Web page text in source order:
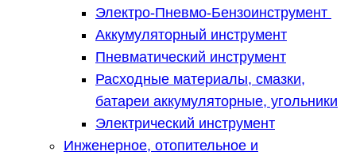
Электро-Пневмо-Бензоинструмент
Аккумуляторный инструмент
Пневматический инструмент
Расходные материалы, смазки,
батареи аккумуляторные, угольники
Электрический инструмент
Инженерное, отопительное и